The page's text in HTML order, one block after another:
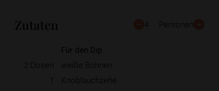
Zutaten 4 Personen
Für den Dip
2 Dosen
weiße Bohnen
1
Knoblauchzehe